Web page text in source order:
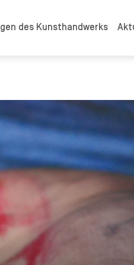
des Kunsthandwerks